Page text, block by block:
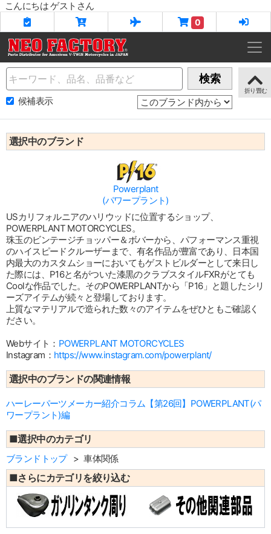
こんにちは ゲストさん
0
Name 検索
候補表示
選択中のブランド
Powerplant
(パワープラント)
USカリフォルニアのハリウッドに位置するショップ、
POWERPLANT MOTORCYCLES。
珠玉のビンテージチョッパー＆ボバーから、パフォーマンス重視
のハイスピードクルーザーまで、有名作品が豊富であり、日本国
内最大のカスタムショーにおいてもゲストビルダーとして来日し
た際には、P16と名がついた漆黒のクラブスタイルFXRがとても
Coolな作品でした。そのPOWERPLANTから「P16」と題したシリ
ーズアイテムが続々と登場しております。
上質なマテリアルで造られた数々のアイテムをぜひともご確認く
ださい。
Webサイト： POWERPLANT MOTORCYCLES
Instagram： https://www.instagram.com/powerplant/
選択中のブランドの関連情報
ハーレーパーツメーカー紹介コラム【第26回】POWERPLANT(パ
ワープラント)編
■選択中のカテゴリ
ブランドトップ 車体関係
■さらにカテゴリを絞り込む